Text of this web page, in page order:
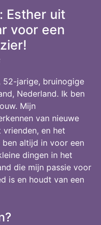
Esther uit
voor een
52-jarige, bruinogige
Nederland. Ik ben
Mijn
van nieuwe
en het
altijd in voor een
dingen in het
die mijn passie voor
is en houdt van een